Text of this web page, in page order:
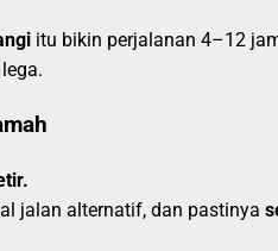
itu bikin perjalanan 4–12
jalan alternatif, dan pastinya